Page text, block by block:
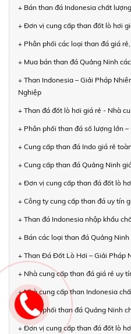
+ Bán than đá Indonesia chất
+ Đơn vị cung cấp than đốt lò hơi
+ Phân phối các loại than đá giá
+ Mua bán than đá Quảng Ninh
+ Than Indonesia – Giải Pháp
Nghiệp
+ Than đá đốt lò hơi giá rẻ - Nhà
+ Phân phối than đá số lượng lớn
+ Cung cấp than đá Indo giá rẻ
+ Cung cấp than đá Quảng Ninh
+ Đơn vị cung cấp than đá đốt lò
+ Công ty cung cấp than đá uy tín
+ Than đá Indonesia nhập khẩu
+ Bán các loại than đá Quảng
+ Than Đá Đốt Lò Hơi – Giải Pháp
+ Nhà cung cấp than đá giá rẻ uy
+ Nhà cung cấp than Indonesia
+ Phân phối than đá Quảng Ninh
+ Đơn vị cung cấp than đá đốt lò